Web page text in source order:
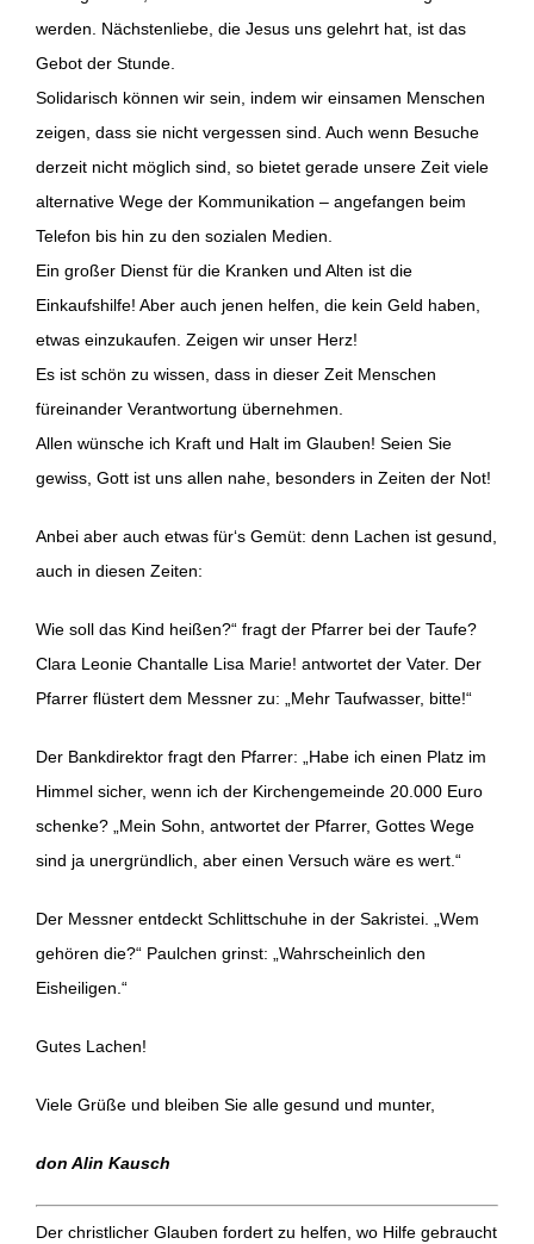
werden. Nächstenliebe, die Jesus uns gelehrt hat, ist das
Gebot der Stunde.
Solidarisch können wir sein, indem wir einsamen Menschen
zeigen, dass sie nicht vergessen sind. Auch wenn Besuche
derzeit nicht möglich sind, so bietet gerade unsere Zeit viele
alternative Wege der Kommunikation – angefangen beim
Telefon bis hin zu den sozialen Medien.
Ein großer Dienst für die Kranken und Alten ist die
Einkaufshilfe! Aber auch jenen helfen, die kein Geld haben,
etwas einzukaufen. Zeigen wir unser Herz!
Es ist schön zu wissen, dass in dieser Zeit Menschen
füreinander Verantwortung übernehmen.
Allen wünsche ich Kraft und Halt im Glauben! Seien Sie
gewiss, Gott ist uns allen nahe, besonders in Zeiten der Not!
Anbei aber auch etwas für‘s Gemüt: denn Lachen ist gesund,
auch in diesen Zeiten:
Wie soll das Kind heißen?“ fragt der Pfarrer bei der Taufe?
Clara Leonie Chantalle Lisa Marie! antwortet der Vater. Der
Pfarrer flüstert dem Messner zu: „Mehr Taufwasser, bitte!“
Der Bankdirektor fragt den Pfarrer: „Habe ich einen Platz im
Himmel sicher, wenn ich der Kirchengemeinde 20.000 Euro
schenke? „Mein Sohn, antwortet der Pfarrer, Gottes Wege
sind ja unergründlich, aber einen Versuch wäre es wert.“
Der Messner entdeckt Schlittschuhe in der Sakristei. „Wem
gehören die?“ Paulchen grinst: „Wahrscheinlich den
Eisheiligen.“
Gutes Lachen!
Viele Grüße und bleiben Sie alle gesund und munter,
don Alin Kausch
Der christlicher Glauben fordert zu helfen, wo Hilfe gebraucht